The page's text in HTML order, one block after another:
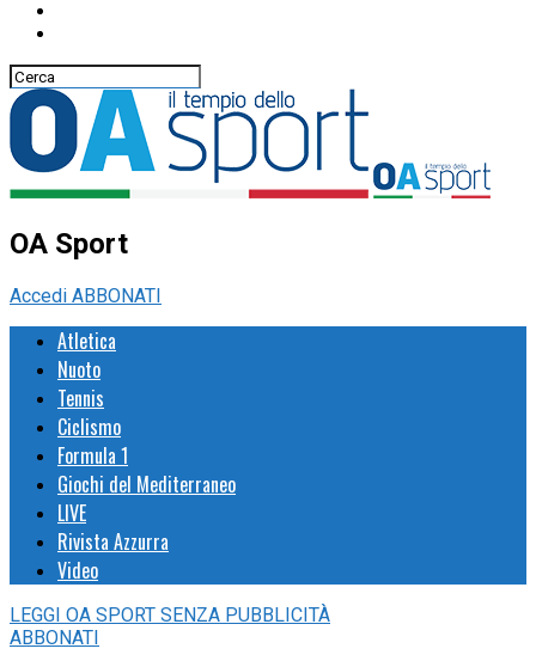
OA Sport
Accedi ABBONATI
Atletica
Nuoto
Tennis
Ciclismo
Formula 1
Giochi del Mediterraneo
LIVE
Rivista Azzurra
Video
LEGGI OA SPORT SENZA PUBBLICITÀ
ABBONATI